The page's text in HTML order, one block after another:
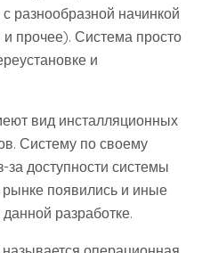
разнообразной начинкой
прочее). Система просто
и
вид инсталляционных
Систему по своему
доступности системы
появились и иные
разработке.